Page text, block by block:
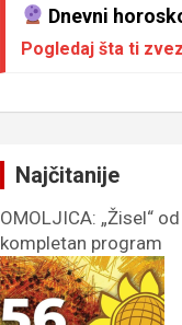
Dnevni
Pogledaj šta ti
Najčitanije
OMOLJICA: „Žisel“
kompletan program